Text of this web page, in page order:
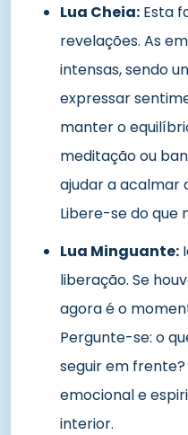
Lua Cheia: Esta
revelações. As
intensas, sendo
expressar
manter o
meditação ou
ajudar a acalmar
Libere-se do que
Lua Minguante:
liberação. Se
agora é o
Pergunte-se: o
seguir em
emocional e
interior.